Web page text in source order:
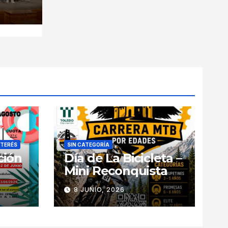
SIN CATEGORÍA
Día de La Bicicleta –
Mini Reconquista
8 JUNIO, 2026